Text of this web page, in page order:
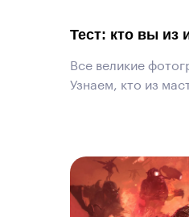
Тест: кто вы из
Все великие
Узнаем, кто из